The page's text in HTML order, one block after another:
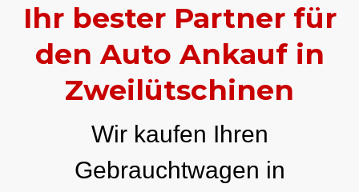
Ihr bester Partner für
den Auto Ankauf in
Zweilütschinen
Wir kaufen Ihren
Gebrauchtwagen in